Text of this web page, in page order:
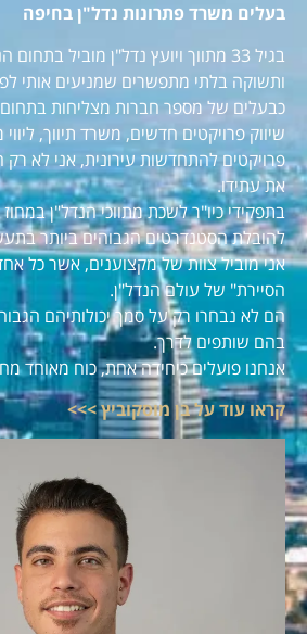
בעלים משרד פתרונות נדל"ן בחיפה
בגיל 33 מתווך ויועץ נדל"ן מוביל
ותשוקה בלתי מתפשרים שמניעים אותי
כבעלים של מספר חברות מצליחות
שיווק פרויקטים חדשים, משרד תיווך,
פרויקטים להתחדשות עירונית, אני לא
את עתידו.
בתפקידי כיו"ר לשכת מתווכי הנדל"ן
להובלת הסטנדרטים הגבוהים ביותר
אני מוביל צוות של מקצוענים, אשר כל
הסיירת" של עולם הנדל"ן.
הם לא נבחרו רק על סמך יכולותיהם
בהם שותפים לדרך.
אנחנו פועלים כיחידה אחת, כוח מאוחד
קראו עוד על בן מוסקוביץ >>>